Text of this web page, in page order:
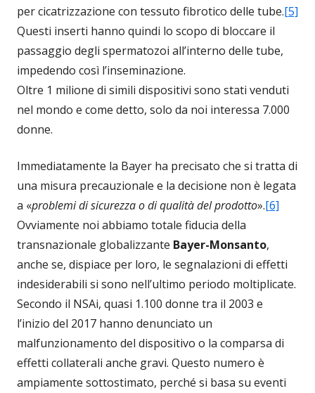
per cicatrizzazione con tessuto fibrotico delle tube.[5]
Questi inserti hanno quindi lo scopo di bloccare il
passaggio degli spermatozoi all’interno delle tube,
impedendo così l’inseminazione.
Oltre 1 milione di simili dispositivi sono stati venduti
nel mondo e come detto, solo da noi interessa 7.000
donne.
Immediatamente la Bayer ha precisato che si tratta di
una misura precauzionale e la decisione non è legata
a «problemi di sicurezza o di qualità del prodotto».[6]
Ovviamente noi abbiamo totale fiducia della
transnazionale globalizzante Bayer-Monsanto,
anche se, dispiace per loro, le segnalazioni di effetti
indesiderabili si sono nell’ultimo periodo moltiplicate.
Secondo il NSAi, quasi 1.100 donne tra il 2003 e
l’inizio del 2017 hanno denunciato un
malfunzionamento del dispositivo o la comparsa di
effetti collaterali anche gravi. Questo numero è
ampiamente sottostimato, perché si basa su eventi